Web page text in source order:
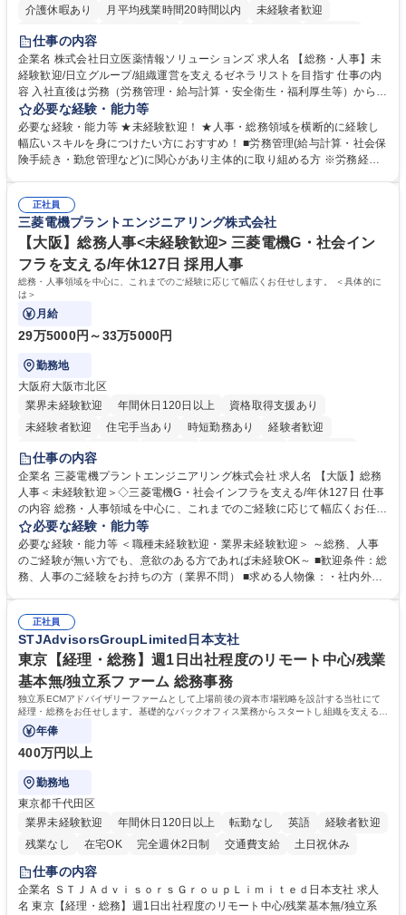
介護休暇あり 月平均残業時間20時間以内
未経験者歓迎
住宅手当あり
育休あり
完全週休2日制 交通費支給 土日祝休み 寮・社宅あり
仕事の内容
企業名 株式会社日立医薬情報ソリューションズ 求人名 【総務・人事】未
経験歓迎/日立グループ/組織運営を支えるゼネラリストを目指す 仕事の内
容 入社直後は労務（労務管理・給与計算・安全衛生・福利厚生等）からお
任せいたします。将来は総務・採用・教育業務へ守備範囲を広げ、組織運
営を支えるゼネラリストをめざせます。 ・初期業務：労働時間管理、給与
計算、社会保険対応、福利厚生管理、安全衛生、健康経営推進等をお任せ
します。ご経験に応じて、休職者管理など、幅広く経験を積んでいただき
幅広く経験を積みたい意欲がある方に最適な環境です。 募集職種 【総
務・人事】未経験歓迎/日立グループ/組織運営を支えるゼネラリストを目
指す
必要な経験・能力等
必要な経験・能力等 ★未経験歓迎！ ★人事・総務領域を横断的に経験し
幅広いスキルを身につけたい方におすすめ！ ■労務管理(給与計算・社会保
険手続き・勤怠管理など)に関心があり主体的に取り組める方 ※労務経験
のご経験 ■労務管理（給与計算・社会保険手続き・勤怠管理など）の経験
■衛生管理者の資格をお持ちの方 学歴・資格 学歴：大学院 大学 高専 短大
専修学校 高校 語学力： 資格：
正社員
三菱電機プラントエンジニアリング株式会社
【大阪】総務人事<未経験歓迎> 三菱電機G・社会イン
フラを支える/年休127日 採用人事
総務・人事領域を中心に、これまでのご経験に応じて幅広くお任せします。 ＜具体的に
は＞
月給
29万5000円～33万5000円
勤務地
大阪府大阪市北区
業界未経験歓迎
年間休日120日以上
資格取得支援あり
未経験者歓迎
住宅手当あり 時短勤務あり
経験者歓迎
退職金あり
駅近5分以内
土日祝休み 服装自由 寮・社宅あり 食事補助あり
仕事の内容
企業名 三菱電機プラントエンジニアリング株式会社 求人名 【大阪】総務
人事＜未経験歓迎＞◇三菱電機G・社会インフラを支える/年休127日 仕事
の内容 総務・人事領域を中心に、これまでのご経験に応じて幅広くお任せ
します。 ＜具体的には＞ ・総務/人事労務（給与・社保・勤怠管理など）
・採用・教育研修 ・福利厚生運用 など ※基本的には事務所勤務ですが、
採用や教育等の業務内容により、関西圏以外への日帰り・宿泊を伴う国内
出張もございます。 ※担当業務を持ちつつ、お互いに助け合いながら、総
必要な経験・能力等
必要な経験・能力等 ＜職種未経験歓迎・業界未経験歓迎＞ ～総務、人事
のご経験が無い方でも、意欲のある方であれば未経験OK～ ■歓迎条件：総
務、人事のご経験をお持ちの方（業界不問） ■求める人物像：・社内外の
正社員
STJAdvisorsGroupLimited日本支社
東京【経理・総務】週1日出社程度のリモート中心/残業
基本無/独立系ファーム 総務事務
独立系ECMアドバイザリーファームとして上場前後の資本市場戦略を設計する当社にて
経理・総務をお任せします。基礎的なバックオフィス業務からスタートし組織を支える専
任担当として広く活躍できる環境です。
年俸
400万円以上
勤務地
東京都千代田区
業界未経験歓迎
年間休日120日以上 転勤なし 英語
経験者歓迎
残業なし
在宅OK 完全週休2日制 交通費支給 土日祝休み
仕事の内容
企業名 ＳＴＪＡｄｖｉｓｏｒｓＧｒｏｕｐＬｉｍｉｔｅｄ日本支社 求人
名 東京【経理・総務】週1日出社程度のリモート中心/残業基本無/独立系